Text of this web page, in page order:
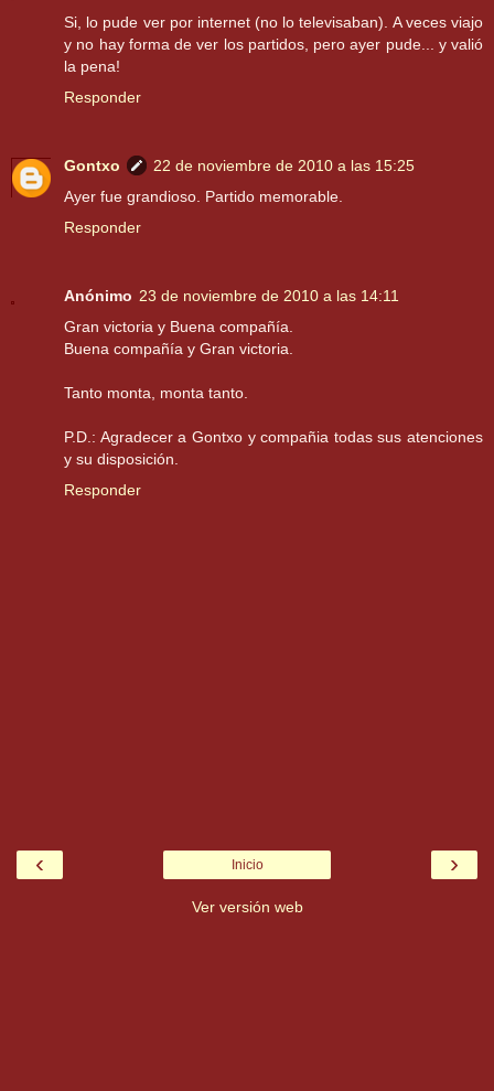
Si, lo pude ver por internet (no lo televisaban). A veces viajo
y no hay forma de ver los partidos, pero ayer pude... y valió
la pena!
Responder
Gontxo
22 de noviembre de 2010 a las 15:25
Ayer fue grandioso. Partido memorable.
Responder
Anónimo 23 de noviembre de 2010 a las 14:11
Gran victoria y Buena compañía.
Buena compañía y Gran victoria.
Tanto monta, monta tanto.
P.D.: Agradecer a Gontxo y compañia todas sus atenciones
y su disposición.
Responder
‹ ›
Inicio
Ver versión web